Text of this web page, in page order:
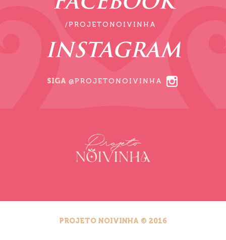
/PROJETONOIVINHA
INSTAGRAM
SIGA @PROJETONOIVINHA
PROJETO NOIVINHA © 2016